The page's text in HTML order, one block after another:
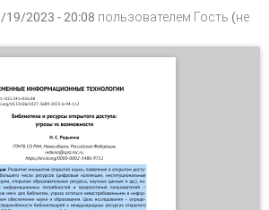
2023 - 20:08 пользователем Гость (не